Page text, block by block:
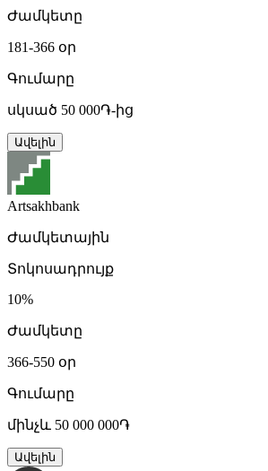
Ժամկետը
181-366 օր
Գումարը
սկսած 50 000֏-ից
Ավելին
Artsakhbank
Ժամկետային
Տոկոսադրույք
10%
Ժամկետը
366-550 օր
Գումարը
մինչև 50 000 000֏
Ավելին